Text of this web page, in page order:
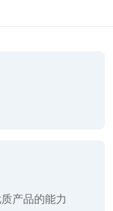
产品的能力